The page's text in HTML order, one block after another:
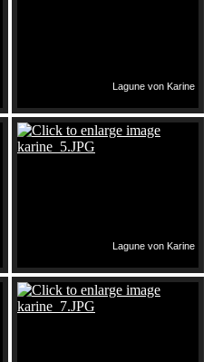
Lagune von Karine
Lagune von Karine